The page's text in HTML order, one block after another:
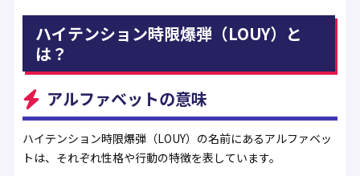
ハイテンション時限爆弾（LOUY）と
は？
アルファベットの意味
ハイテンション時限爆弾（LOUY）の名前にあるアルファベッ
トは、それぞれ性格や行動の特徴を表しています。